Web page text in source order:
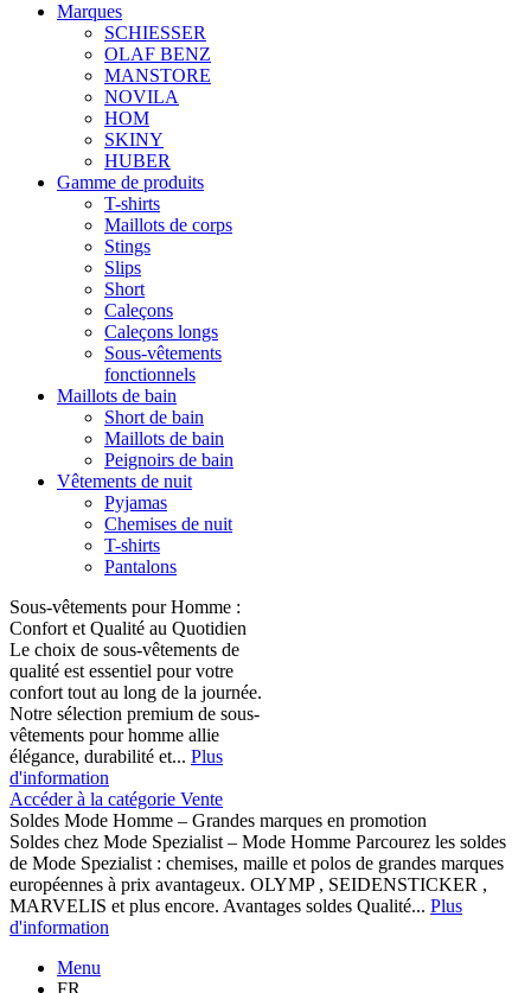
Marques
SCHIESSER
OLAF BENZ
MANSTORE
NOVILA
HOM
SKINY
HUBER
Gamme de produits
T-shirts
Maillots de corps
Stings
Slips
Short
Caleçons
Caleçons longs
Sous-vêtements
fonctionnels
Maillots de bain
Short de bain
Maillots de bain
Peignoirs de bain
Vêtements de nuit
Pyjamas
Chemises de nuit
T-shirts
Pantalons
Sous-vêtements pour Homme :
Confort et Qualité au Quotidien
Le choix de sous-vêtements de
qualité est essentiel pour votre
confort tout au long de la journée.
Notre sélection premium de sous-
vêtements pour homme allie
élégance, durabilité et... Plus
d'information
Accéder à la catégorie Vente
Soldes Mode Homme – Grandes marques en promotion
Soldes chez Mode Spezialist – Mode Homme Parcourez les soldes
de Mode Spezialist : chemises, maille et polos de grandes marques
européennes à prix avantageux. OLYMP , SEIDENSTICKER ,
MARVELIS et plus encore. Avantages soldes Qualité... Plus
d'information
Menu
FR